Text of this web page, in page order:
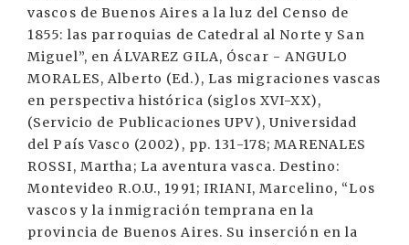
vascos de Buenos Aires a la luz del Censo de
1855: las parroquias de Catedral al Norte y San
Miguel”, en ÁLVAREZ GILA, Óscar - ANGULO
MORALES, Alberto (Ed.), Las migraciones vascas
en perspectiva histórica (siglos XVI-XX),
(Servicio de Publicaciones UPV), Universidad
del País Vasco (2002), pp. 131-178; MARENALES
ROSSI, Martha; La aventura vasca. Destino:
Montevideo R.O.U., 1991; IRIANI, Marcelino, “Los
vascos y la inmigración temprana en la
provincia de Buenos Aires. Su inserción en la